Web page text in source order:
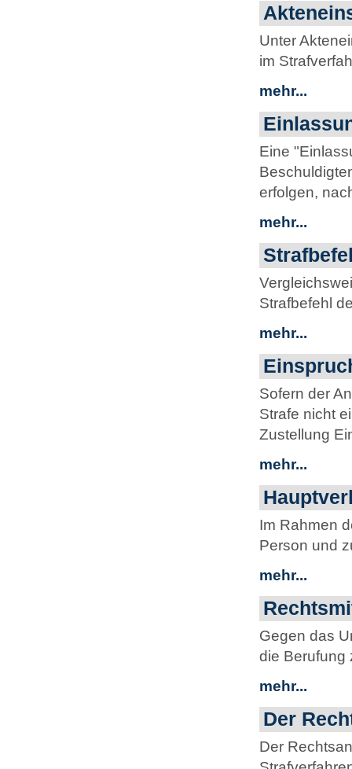
Unter
im
mehr...
Eine
erfolgen,
mehr...
Strafbefehl
mehr...
Sofern der
Strafe nicht
Zustellung
mehr...
Im Rahmen
Person und
mehr...
Gegen das
die Berufung
mehr...
Der
Der